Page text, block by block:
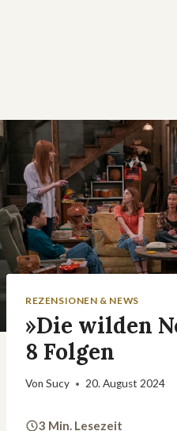
REZENSIONEN & NEWS
»Die wilden
8 Folgen
Von Sucy 20. August 2024
3 Min. Lesezeit